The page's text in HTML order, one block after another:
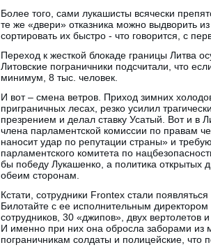
Более того, сами лукашисты всячески
те же «двери» отказника можно выдворить
сортировать их быстро - что говорится, с
Переход к жесткой блокаде границы Литва
Литовские пограничники подсчитали, что
минимум, 8 тыс. человек.
И вот – смена ветров. Приход зимних
приграничных лесах, резко усилил
презрением и делал ставку Усатый. Вот и в
члена парламентской комиссии по правам
наносит удар по репутации страны» и
парламентского комитета по
бы победу Лукашенко, а политика открытых
обеим сторонам.
Кстати, сотрудники Frontex стали
Билотайте с ее исполнительным
сотрудников, 30 «джипов», двух
И именно при них она обросла заборами из
пограничникам солдаты и полицейские, что